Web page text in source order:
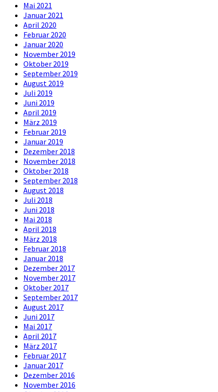
Mai 2021
Januar 2021
April 2020
Februar 2020
Januar 2020
November 2019
Oktober 2019
September 2019
August 2019
Juli 2019
Juni 2019
April 2019
März 2019
Februar 2019
Januar 2019
Dezember 2018
November 2018
Oktober 2018
September 2018
August 2018
Juli 2018
Juni 2018
Mai 2018
April 2018
März 2018
Februar 2018
Januar 2018
Dezember 2017
November 2017
Oktober 2017
September 2017
August 2017
Juni 2017
Mai 2017
April 2017
März 2017
Februar 2017
Januar 2017
Dezember 2016
November 2016